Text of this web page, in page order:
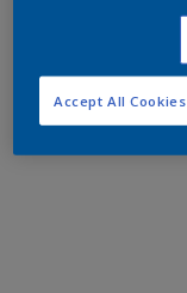
Accept All Cookies